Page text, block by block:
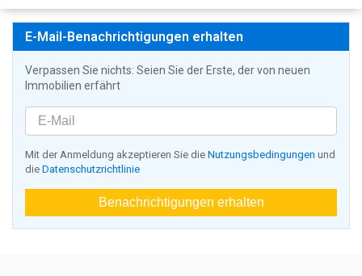
E-Mail-Benachrichtigungen erhalten
Verpassen Sie nichts: Seien Sie der Erste, der von neuen
Immobilien erfährt
Mit der Anmeldung akzeptieren Sie die Nutzungsbedingungen und
die Datenschutzrichtlinie
Benachrichtigungen erhalten